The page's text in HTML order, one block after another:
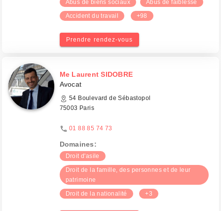
Abus de biens sociaux
Abus de faiblesse
Accident du travail
+98
Prendre rendez-vous
Me Laurent SIDOBRE
Avocat
54 Boulevard de Sébastopol
75003 Paris
01 88 85 74 73
Domaines:
Droit d'asile
Droit de la famille, des personnes et de leur
patrimoine
Droit de la nationalité
+3